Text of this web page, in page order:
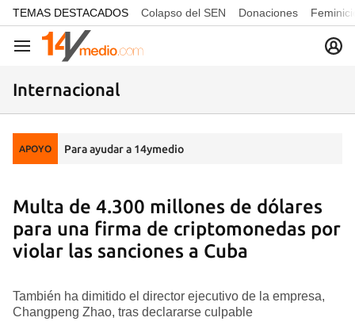
common.go-to-content
TEMAS DESTACADOS Colapso del SEN Donaciones
Navegación
Internacional
APOYO Para ayudar a 14ymedio
Multa de 4.300 millones de dólares
para una firma de criptomonedas por
violar las sanciones a Cuba
También ha dimitido el director ejecutivo de la empresa,
Changpeng Zhao, tras declararse culpable